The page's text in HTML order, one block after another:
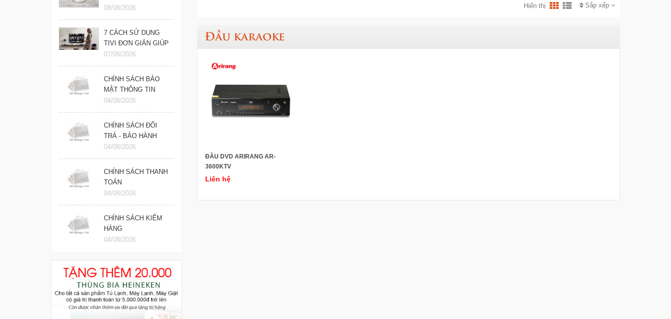
ĐIỆN ĐÚNG CÁCH,
BỀN LÂU
08/08/2026
7 CÁCH SỬ DỤNG
TIVI ĐƠN GIẢN GIÚP
TĂNG TUỔI THỌ
CHO TIVI NHÀ BẠN
07/08/2026
CHÍNH SÁCH BẢO
MẬT THÔNG TIN
04/08/2026
CHÍNH SÁCH ĐỔI
TRẢ - BẢO HÀNH
04/08/2026
CHÍNH SÁCH THANH
TOÁN
04/08/2026
CHÍNH SÁCH KIỂM
HÀNG
04/08/2026
Sắp xếp
Hiển thị
Đầu karaoke
ĐẦU DVD ARIRANG AR-
3600KTV
Liên hệ